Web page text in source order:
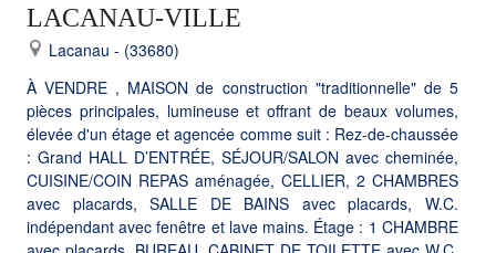
LACANAU-VILLE
Lacanau - (33680)
À VENDRE , MAISON de construction "traditionnelle" de 5
pièces principales, lumineuse et offrant de beaux volumes,
élevée d'un étage et agencée comme suit : Rez-de-chaussée
: Grand HALL D’ENTRÉE, SÉJOUR/SALON avec cheminée,
CUISINE/COIN REPAS aménagée, CELLIER, 2 CHAMBRES
avec placards, SALLE DE BAINS avec placards, W.C.
indépendant avec fenêtre et lave mains. Étage : 1 CHAMBRE